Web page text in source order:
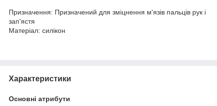
Призначення: Призначений для зміцнення м'язів пальців рук і
зап'ястя
Матеріал: силікон
Характеристики
Основні атрибути